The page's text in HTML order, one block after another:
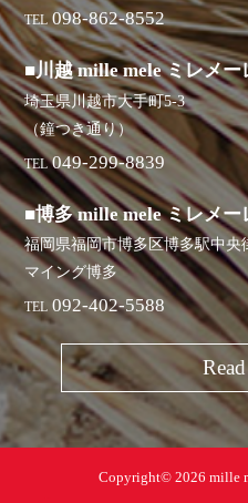
TEL 098-862-8552
■川越 mille mele ミレメー
埼玉県川越市大手町5-3
（鐘つき通り）
TEL 049-299-8839
■博多 mille mele ミレメー
福岡県福岡市博多区博多駅中央
マイング博多
TEL 092-402-5588
Copyright© 2026 mille